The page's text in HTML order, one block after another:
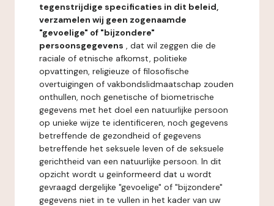
tegenstrijdige specificaties in dit beleid,
verzamelen wij geen zogenaamde
"gevoelige" of "bijzondere"
persoonsgegevens , dat wil zeggen die de
raciale of etnische afkomst, politieke
opvattingen, religieuze of filosofische
overtuigingen of vakbondslidmaatschap zouden
onthullen, noch genetische of biometrische
gegevens met het doel een natuurlijke persoon
op unieke wijze te identificeren, noch gegevens
betreffende de gezondheid of gegevens
betreffende het seksuele leven of de seksuele
gerichtheid van een natuurlijke persoon. In dit
opzicht wordt u geïnformeerd dat u wordt
gevraagd dergelijke "gevoelige" of "bijzondere"
gegevens niet in te vullen in het kader van uw